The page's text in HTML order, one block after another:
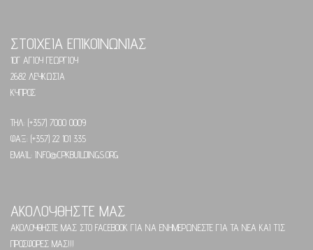
ΣΤΟΙΧΕΙΑ ΕΠΙΚΟΙΝΩΝΙΑΣ
10Γ ΑΓΙΟΥ ΓΕΩΡΓΙΟΥ
2682 ΛΕΥΚΩΣΙΑ
ΚΥΠΡΟΣ
ΤΗΛ: (+357) 7000 0009
ΦΑΞ: (+357) 22 101 335
EMAIL: INFO@CPKBUILDINGS.ORG
ΑΚΟΛΟΥΘΗΣΤΕ ΜΑΣ
ΑΚΟΛΟΥΘΗΣΤΕ ΜΑΣ ΣΤΟ FACEBOOK ΓΙΑ ΝΑ ΕΝΗΜΕΡΩΝΕΣΤΕ ΓΙΑ ΤΑ ΝΕΑ ΚΑΙ ΤΙΣ
ΠΡΟΣΦΟΡΕΣ ΜΑΣ!!!